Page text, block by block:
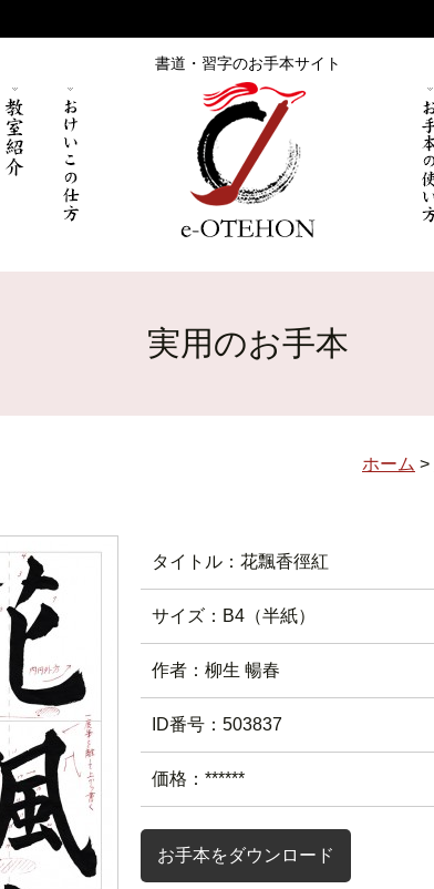
書道・習字のお手本サイト
実用のお手本
ホーム >
タイトル：花飄香徑紅
サイズ：B4（半紙）
作者：柳生 暢春
ID番号：503837
価格：******
お手本をダウンロード